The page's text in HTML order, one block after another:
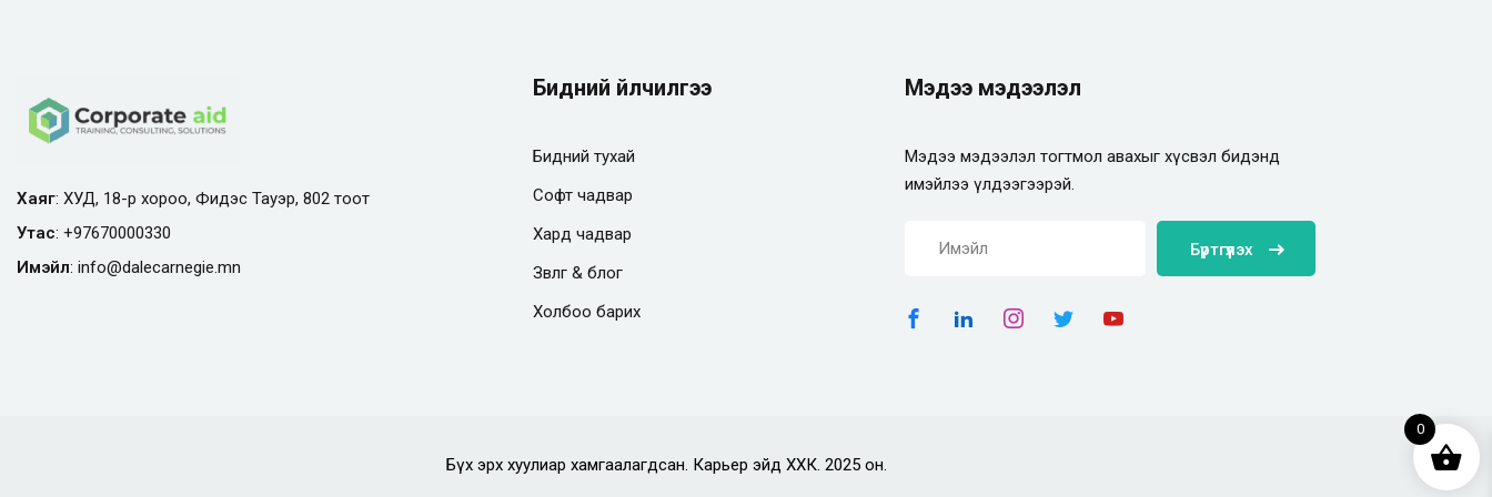
Хаяг: ХУД, 18-р хороо, Фидэс Тауэр, 802 тоот
Утас: +97670000330
Имэйл: info@dalecarnegie.mn
Бидний үйлчилгээ
Бидний тухай
Софт чадвар
Хард чадвар
Зөвлөгөө & блог
Холбоо барих
Мэдээ мэдээлэл
Мэдээ мэдээлэл тогтмол авахыг хүсвэл бидэнд
имэйлээ үлдээгээрэй.
Бүртгүүлэх
Бүх эрх хуулиар хамгаалагдсан. Карьер эйд ХХК. 2025 он.
0